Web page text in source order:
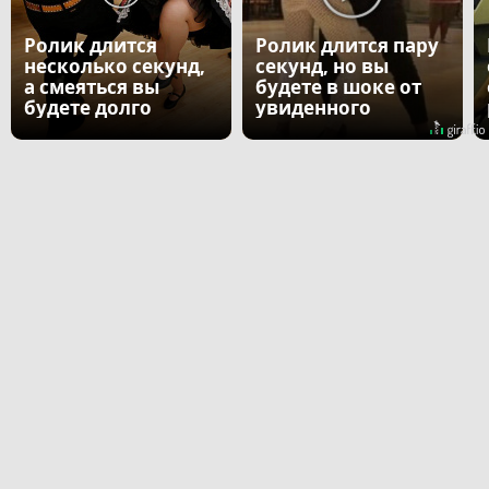
Ролик длится
несколько секунд,
а смеяться вы
будете долго
Ролик длится пару
секунд, но вы
будете в шоке от
увиденного